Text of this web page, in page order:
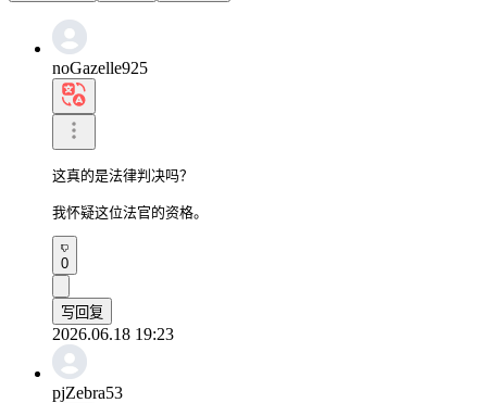
noGazelle925
这真的是法律判决吗？
我怀疑这位法官的资格。
0
写回复
2026.06.18 19:23
pjZebra53